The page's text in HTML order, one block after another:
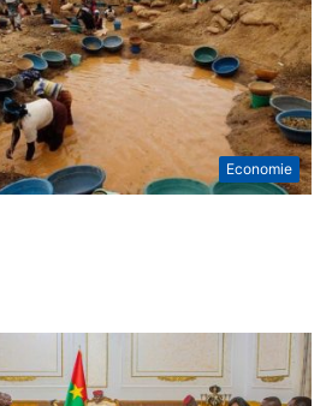
Economie